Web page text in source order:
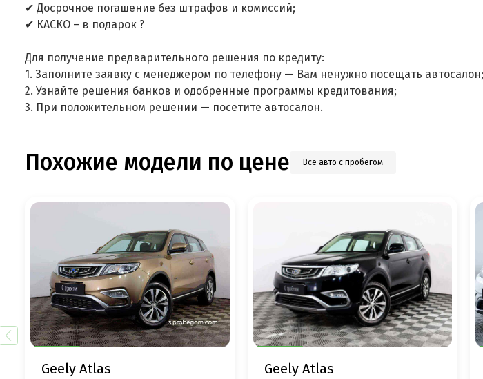
✔ Досрочное погашение без штрафов и комиссий;
✔ КАСКО – в подарок ?
Для получение предварительного решения по кредиту:
1. Заполните заявку с менеджером по телефону — Вам ненужно посещать автосалон;
2. Узнайте решения банков и одобренные программы кредитования;
3. При положительном решении — посетите автосалон.
Похожие модели по цене Все авто с пробегом
Geely Atlas Geely Atlas